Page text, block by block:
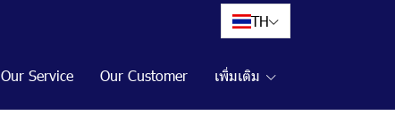
TH
Our Service Our Customer เพิ่มเติม